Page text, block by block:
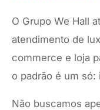
O Grupo We Hall
atendimento de
commerce e loja
o padrão é um só:
Não buscamos